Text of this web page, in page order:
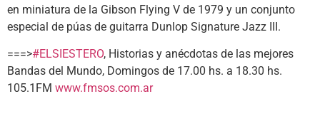
en miniatura de la Gibson Flying V de 1979 y un conjunto
especial de púas de guitarra Dunlop Signature Jazz III.
===>#ELSIESTERO, Historias y anécdotas de las mejores
Bandas del Mundo, Domingos de 17.00 hs. a 18.30 hs.
105.1FM www.fmsos.com.ar